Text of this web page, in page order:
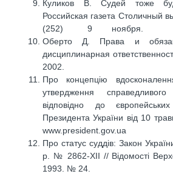
Куликов В. Судей тоже
Российская газета Столичный
(252) 9 ноября.
Оберто Д. Права и
дисциплинарная
2002.
Про концепцію
утвердження
відповідно до
Президента України від 10
www.president.gov.ua
Про статус суддів: Закон
р. № 2862-XII // Відомості
1993. № 24.